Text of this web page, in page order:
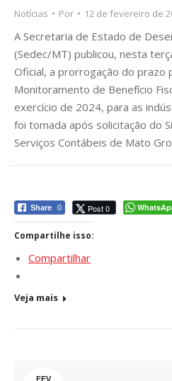
Notícias Por 12 de fevereiro de
A Secretaria de Estado de
(Sedec/MT) publicou, nesta
Oficial, a prorrogação do prazo
Monitoramento de Benefício
exercício de 2024, para as
foi tomada após solicitação do
Serviços Contábeis de Mato
Share 0 Post 0
Compartilhe isso:
Compartilhar
Veja mais
FEV